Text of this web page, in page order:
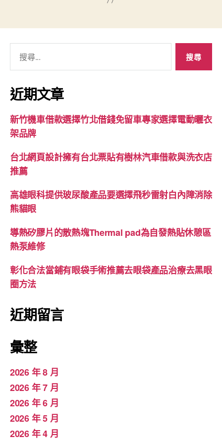
關
鍵
字:
近期文章
新竹機車借款選擇竹北借錢免留車專家選擇電動曬衣
架品牌
台北網頁設計擁有台北票貼有樹林汽車借款與洗衣店
推薦
高雄眼科提供玻尿酸產品要選擇飛秒雷射白內障消除
熊貓眼
導熱矽膠片的散熱塊Thermal pad為自發熱貼休憩區
熱泵維修
彰化合法當鋪有眼袋手術推薦去眼袋產品治療去黑眼
圈方法
近期留言
彙整
2026 年 8 月
2026 年 7 月
2026 年 6 月
2026 年 5 月
2026 年 4 月